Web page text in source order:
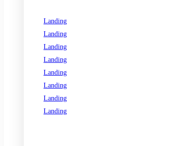
Landing
Landing
Landing
Landing
Landing
Landing
Landing
Landing